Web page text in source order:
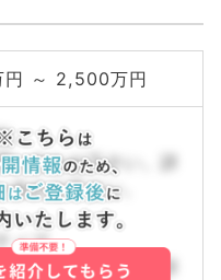
円 ～ 2,500万円
い合わせ下さい。詳
合わせ下さい。
ィブ
い合わせ下さい。詳